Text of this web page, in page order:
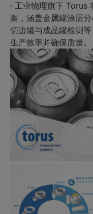
· 工业物理旗下 Torus
案，涵盖金属罐涂层
切边罐与成品罐检测
生产效率并确保质量。